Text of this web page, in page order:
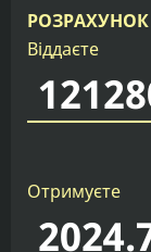
Віддаєте
Отримуєте